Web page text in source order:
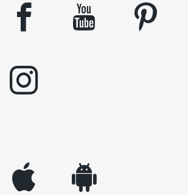
facebook youtube pinterest
instagram
appleinc android